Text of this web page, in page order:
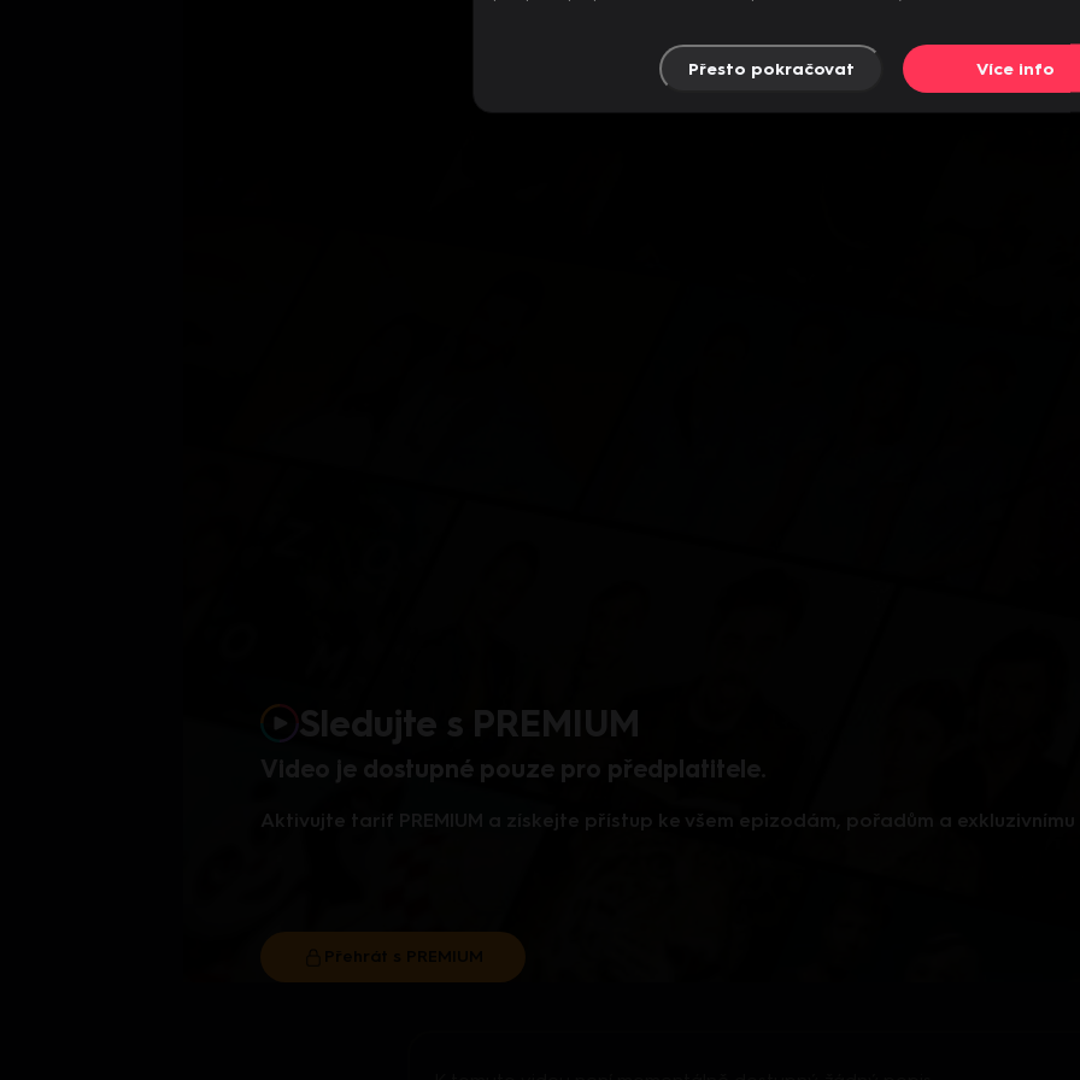
Video je dostupné pouze pro předplatitele.
Sledujte s PREMIUM
Aktivujte tarif PREMIUM a získejte přístup ke všem epizodám, pořadům a
Přehrát s PREMIUM
Přesto pokračovat Více info